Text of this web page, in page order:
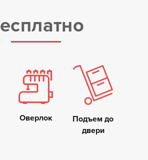
Оверлок
Подъем до
двери